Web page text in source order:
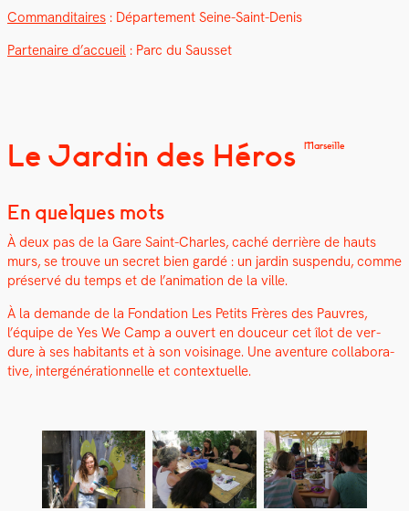
Com­man­di­taires : Départe­ment Seine-Saint-Denis
Parte­naire d’accueil : Parc du Saus­set
Le Jardin des Héros Marseille
En quelques mots
À deux pas de la Gare Saint-Charles, caché der­rière de hauts
murs, se trou­ve un secret bien gardé : un jardin sus­pendu, comme
préservé du temps et de l’an­i­ma­tion de la ville.
À la demande de la Fon­da­tion Les Petits Frères des Pau­vres,
l’équipe de Yes We Camp a ouvert en douceur cet îlot de ver­
dure à ses habi­tants et à son voisi­nage. Une aven­ture col­lab­o­ra­
tive, intergénéra­tionnelle et con­textuelle.